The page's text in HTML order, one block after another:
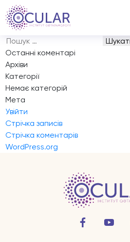
Запис на прийом
Навігація
записів
Previous:
Запис на прийом
Next: Запис на прийом
Пошук:
Останні коментарі
Архіви
Категорії
Немає категорій
Мета
Увійти
Стрічка записів
Стрічка коментарів
WordPress.org